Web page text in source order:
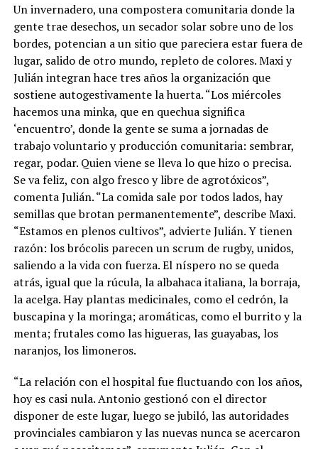
Un invernadero, una compostera comunitaria donde la
gente trae desechos, un secador solar sobre uno de los
bordes, potencian a un sitio que pareciera estar fuera de
lugar, salido de otro mundo, repleto de colores. Maxi y
Julián integran hace tres años la organización que
sostiene autogestivamente la huerta. “Los miércoles
hacemos una minka, que en quechua significa
‘encuentro’, donde la gente se suma a jornadas de
trabajo voluntario y producción comunitaria: sembrar,
regar, podar. Quien viene se lleva lo que hizo o precisa.
Se va feliz, con algo fresco y libre de agrotóxicos”,
comenta Julián. “La comida sale por todos lados, hay
semillas que brotan permanentemente”, describe Maxi.
“Estamos en plenos cultivos”, advierte Julián. Y tienen
razón: los brócolis parecen un scrum de rugby, unidos,
saliendo a la vida con fuerza. El níspero no se queda
atrás, igual que la rúcula, la albahaca italiana, la borraja,
la acelga. Hay plantas medicinales, como el cedrón, la
buscapina y la moringa; aromáticas, como el burrito y la
menta; frutales como las higueras, las guayabas, los
naranjos, los limoneros.
“La relación con el hospital fue fluctuando con los años,
hoy es casi nula. Antonio gestionó con el director
disponer de este lugar, luego se jubiló, las autoridades
provinciales cambiaron y las nuevas nunca se acercaron